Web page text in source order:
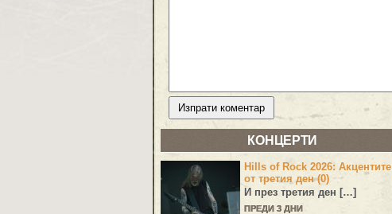
КОНЦЕРТИ
Hills of Rock 2026: Акцентите
от третия ден (0)
И през третия ден […]
ПРЕДИ 3 ДНИ